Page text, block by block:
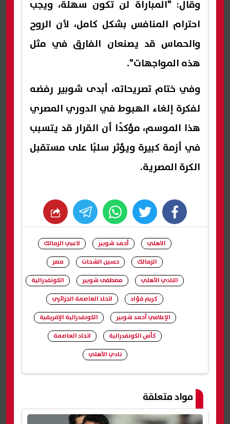
وقال: "المباراة لن تكون سهلة، ويجب
احترام المنافس بشكل كامل، لأن الروح
والحماس قد يصنعان الفارق في مثل
هذه المواجهات".
وفي ختام تصريحاته، أبدى شوبير رفضه
لفكرة إلغاء الهبوط في الدوري المصري
هذا الموسم، مؤكدًا أن القرار قد يتسبب
في أزمة كبيرة ويؤثر سلبًا على مستقبل
الكرة المصرية.
facebook
twitter
whats
الاهلي أحمد شوبير
لاعبي الزمالك
الزمالك
حسين الشحات
مصر
النادي الأهلي
مصطفى شوبير
الكونفدرالية
كريم فؤاد
اتحاد العاصمة الجزائري
الإعلامي أحمد شوبير
الكونفدرالية الإفريقية
كأس الكونفدرالية
اتحاد العاصمة
نادي الأهلي
مواد متعلقة